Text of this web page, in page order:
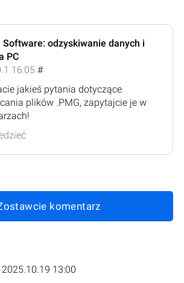
Software: odzyskiwanie danych i
PC
16:05 #
jakieś pytania dotyczące
plików .PMG, zapytajcie je w
komentarz
2025.10.19 13:00